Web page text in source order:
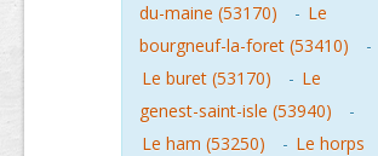
du-maine (53170)
- Le
bourgneuf-la-foret (53410)
-
Le buret (53170)
- Le
genest-saint-isle (53940)
-
Le ham (53250)
- Le horps